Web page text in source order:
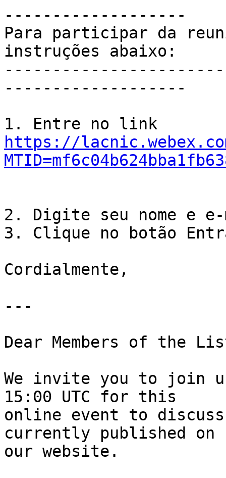
-------------------
Para participar da
instruções abaixo:
-------------------
https://
2. Digite seu nome e
3. Clique no botão
Cordialmente,
---
Dear Members of the
We invite you to join
15:00 UTC for this
online event to
currently published on
our website.